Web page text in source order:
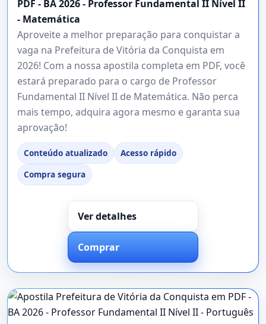
PDF - BA 2026 - Professor Fundamental II Nível II
- Matemática
Aproveite a melhor preparação para conquistar a
vaga na Prefeitura de Vitória da Conquista em
2026! Com a nossa apostila completa em PDF, você
estará preparado para o cargo de Professor
Fundamental II Nível II de Matemática. Não perca
mais tempo, adquira agora mesmo e garanta sua
aprovação!
Conteúdo atualizado
Acesso rápido
Compra segura
Ver detalhes
Comprar